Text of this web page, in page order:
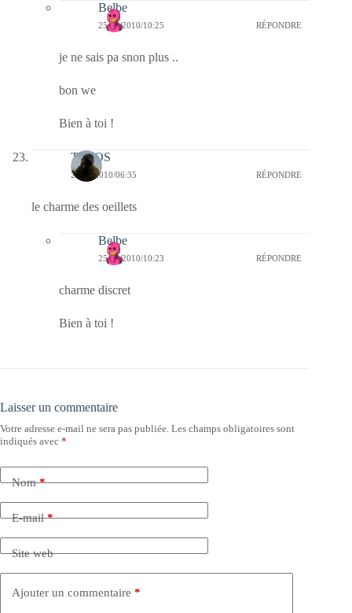
Belbe
25/09/2010/10:25 RÉPONDRE
je ne sais pa snon plus ..
bon we
Bien à toi !
TELOS
25/09/2010/06:35 RÉPONDRE
le charme des oeillets
Belbe
25/09/2010/10:23 RÉPONDRE
charme discret
Bien à toi !
Laisser un commentaire
Votre adresse e-mail ne sera pas publiée. Les champs obligatoires sont
indiqués avec *
Nom*
E-mail*
Site web
Ajouter un commentaire *